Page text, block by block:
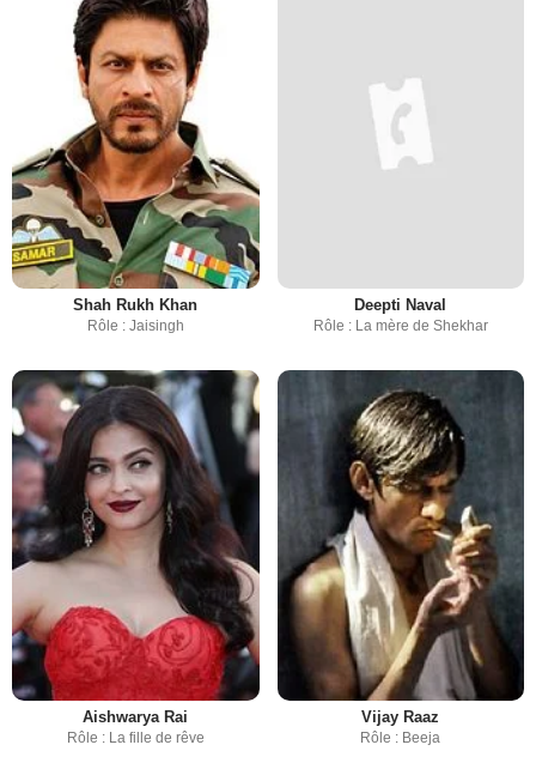
Shah Rukh Khan
Rôle : Jaisingh
Deepti Naval
Rôle : La mère de Shekhar
Aishwarya Rai
Rôle : La fille de rêve
Vijay Raaz
Rôle : Beeja